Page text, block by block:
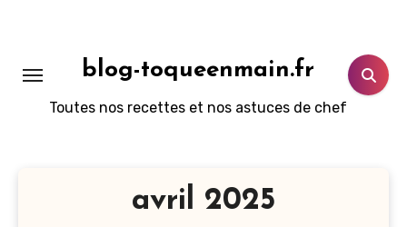
principal
blog-toqueenmain.fr
Toutes nos recettes et nos astuces de chef
avril 2025